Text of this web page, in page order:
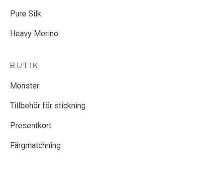
Pure Silk
Heavy Merino
BUTIK
Mönster
Tillbehör för stickning
Presentkort
Färgmatchning